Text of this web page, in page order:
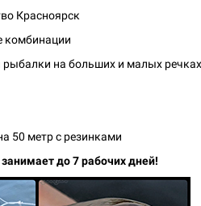
Красноярск
комбинации
на больших и малых
50 метр с резинками
до 7 рабочих дней!